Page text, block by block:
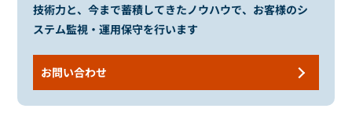
技術力と、今まで蓄積してきたノウハウで、お客様のシ
ステム監視・運用保守を行います
お問い合わせ